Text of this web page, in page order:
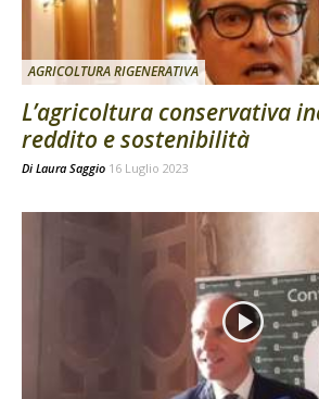
AGRICOLTURA RIGENERATIVA
L’agricoltura conservativa
reddito e sostenibilità
Di Laura Saggio 16 Luglio 2023